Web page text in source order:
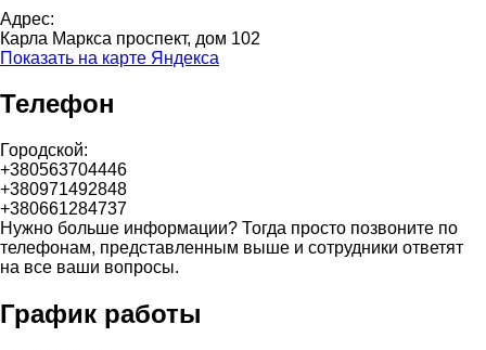
Адрес:
Карла Маркса проспект, дом 102
Показать на карте Яндекса
Телефон
Городской:
+380563704446
+380971492848
+380661284737
Нужно больше информации? Тогда просто позвоните по
телефонам, представленным выше и сотрудники ответят
на все ваши вопросы.
График работы